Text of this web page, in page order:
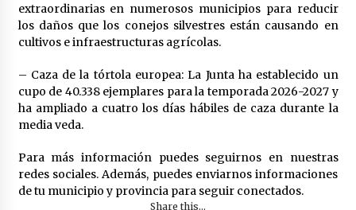
extraordinarias en numerosos municipios para reducir
los daños que los conejos silvestres están causando en
cultivos e infraestructuras agrícolas.
– Caza de la tórtola europea: La Junta ha establecido un
cupo de 40.338 ejemplares para la temporada 2026-2027 y
ha ampliado a cuatro los días hábiles de caza durante la
media veda.
Para más información puedes seguirnos en nuestras
redes sociales. Además, puedes enviarnos informaciones
de tu municipio y provincia para seguir conectados.
Share this...